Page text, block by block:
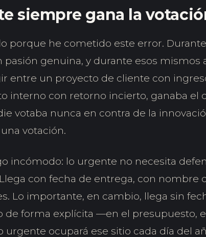
siempre gana la
porque he cometido este error.
pasión genuina, y durante esos mismos
entre un proyecto de cliente con
interno con retorno incierto, ganaba el
votaba nunca en contra de la
votación.
incómodo: lo urgente no necesita
con fecha de entrega, con nombre
Lo importante, en cambio, llega sin
de forma explícita —en el presupuesto,
urgente ocupará ese sitio cada día del